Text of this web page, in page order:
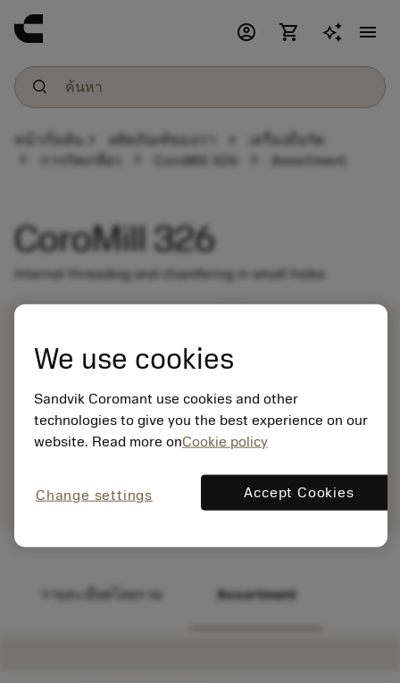
account_circle shopping_cart menu
หน้าเริ่มต้น chevron_right ผลิตภัณฑ์ของเรา chevron_right เครื่องมือกัด
การกัดเกลียว CoroMill 326 Assortment
CoroMill 326
Internal threading and chamfering in small holes
รายละเอียดโดยรวม Assortment
We use cookies
Sandvik Coromant use cookies and other
technologies to give you the best experience on our
website. Read more onCookie policy
Change settings Accept Cookies